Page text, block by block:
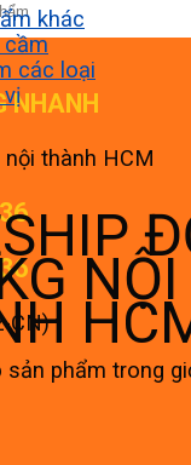
NHANH
thành HCM
CN)
sản phẩm trong
khác
cầm
các loại
vị
NỘI